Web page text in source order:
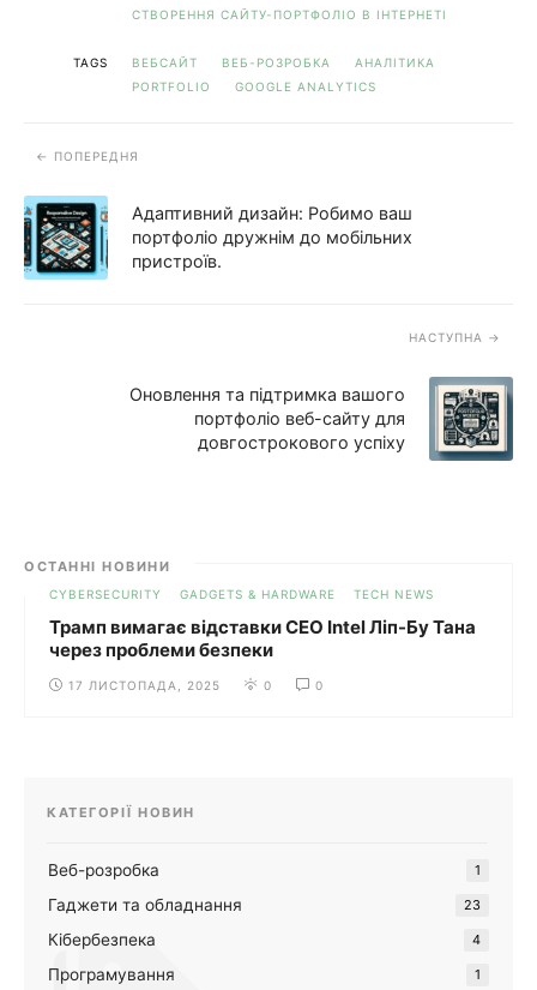
СТВОРЕННЯ САЙТУ-ПОРТФОЛІО В ІНТЕРНЕТІ
TAGS ВЕБСАЙТ ВЕБ-РОЗРОБКА
АНАЛІТИКА
PORTFOLIO
GOOGLE ANALYTICS
ПОПЕРЕДНЯ
Адаптивний дизайн: Робимо ваш
портфоліо дружнім до мобільних
пристроїв.
НАСТУПНА
Оновлення та підтримка вашого
портфоліо веб-сайту для
довгострокового успіху
ОСТАННІ НОВИНИ
CYBERSECURITY GADGETS & HARDWARE TECH NEWS
Трамп вимагає відставки CEO Intel Ліп-Бу Тана
через проблеми безпеки
17 ЛИСТОПАДА, 2025 0 0
КАТЕГОРІЇ НОВИН
Веб-розробка 1
Гаджети та обладнання 23
Кібербезпека 4
Програмування 1